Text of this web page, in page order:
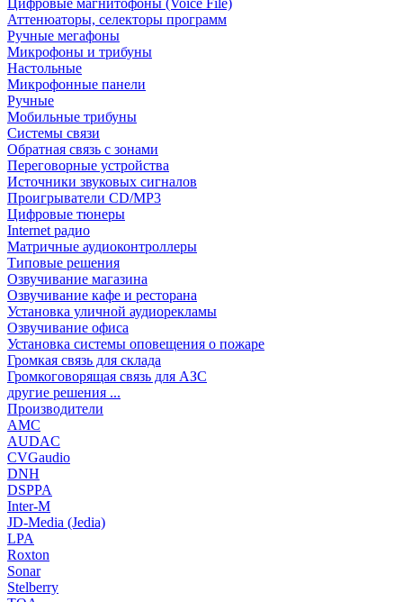
Цифровые магнитофоны (Voice File)
Аттенюаторы, селекторы программ
Ручные мегафоны
Микрофоны и трибуны
Настольные
Микрофонные панели
Ручные
Мобильные трибуны
Системы связи
Обратная связь с зонами
Переговорные устройства
Источники звуковых сигналов
Проигрыватели CD/MP3
Цифровые тюнеры
Internet радио
Матричные аудиоконтроллеры
Типовые решения
Озвучивание магазина
Озвучивание кафе и ресторана
Установка уличной аудиорекламы
Озвучивание офиса
Установка системы оповещения о пожаре
Громкая связь для склада
Громкоговорящая связь для АЗС
другие решения ...
Производители
AMC
AUDAC
CVGaudio
DNH
DSPPA
Inter-M
JD-Media (Jedia)
LPA
Roxton
Sonar
Stelberry